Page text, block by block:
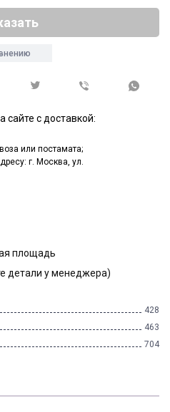
площадь
детали у менеджера)
428
463
704
с доставкой:
или постамата;
г. Москва, ул.